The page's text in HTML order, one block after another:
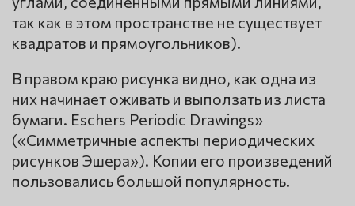
так как в этом пространстве не существует
квадратов и прямоугольников).
В правом краю рисунка видно, как одна из
них начинает оживать и выползать из листа
бумаги. Eschers Periodic Drawings»
(«Симметричные аспекты периодических
рисунков Эшера»). Копии его произведений
пользовались большой популярность.